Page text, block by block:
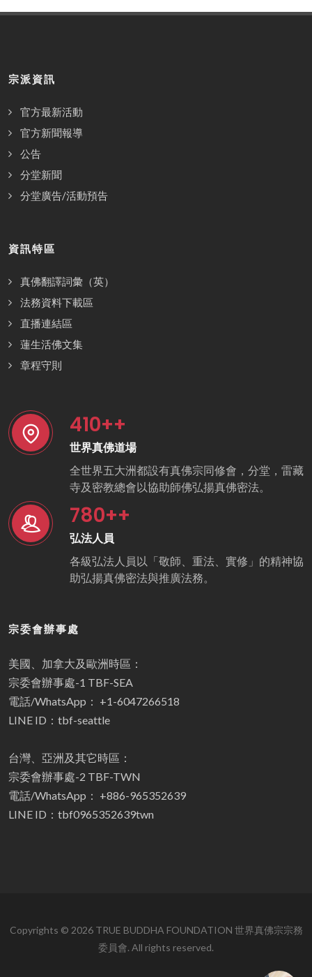
宗派資訊
官方最新活動
官方新聞報導
公告
分堂新聞
分堂廣告/活動預告
資訊特區
真佛翻譯詞彙（英）
法務資料下載區
直播連結區
蓮生活佛文集
章程守則
410++
世界真佛道場
全世界五大洲都設有真佛宗同修會，分堂，雷藏
寺及密教總會以協助師佛弘揚真佛密法。
780++
弘法人員
各級弘法人員以「敬師、重法、實修」的精神協
助弘揚真佛密法與推廣法務。
宗委會辦事處
美國、加拿大及歐洲時區：
宗委會辦事處-1 TBF-SEA
電話/WhatsApp： +1-6047266518
LINE ID：tbf-seattle
台灣、亞洲及其它時區：
宗委會辦事處-2 TBF-TWN
電話/WhatsApp： +886-965352639
LINE ID：tbf0965352639twn
Copyrights © 2026 TRUE BUDDHA FOUNDATION 世界真佛宗宗務
委員會. All rights reserved.